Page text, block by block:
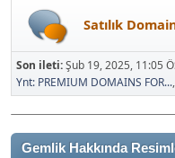
Satılık
Son ileti:Şub 19, 2025, 11:05
Ynt: PREMIUM DOMAINS FOR...,
Gemlik Hakkında